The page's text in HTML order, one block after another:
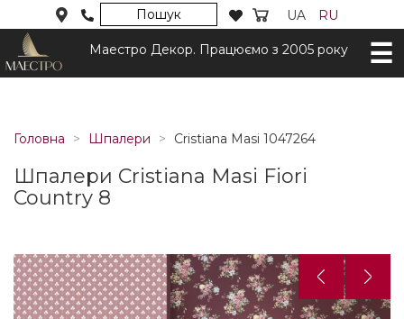
Пошук UA RU
Маестро Декор. Працюємо з 2005 року
Головна Шпалери Cristiana Masi 1047264
Шпалери Cristiana Masi Fiori
Country 8